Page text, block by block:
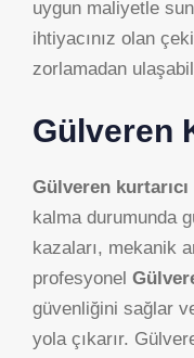
uygun maliyetle
ihtiyacınız olan
zorlamadan
Gülveren
Gülveren kurtarıcı
kalma durumunda
kazaları, mekanik
profesyonel
güvenliğini sağlar
yola çıkarır.